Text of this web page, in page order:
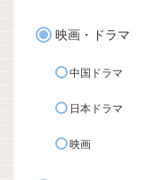
映画・ドラマ
中国ドラマ
日本ドラマ
映画